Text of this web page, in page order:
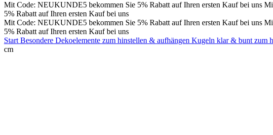
Mit Code: NEUKUNDE5 bekommen Sie 5% Rabatt auf Ihren ersten Kauf bei uns
5% Rabatt auf Ihren ersten Kauf bei uns
Mit Code: NEUKUNDE5 bekommen Sie 5% Rabatt auf Ihren ersten Kauf bei uns
5% Rabatt auf Ihren ersten Kauf bei uns
Start Besondere Dekoelemente zum hinstellen & aufhängen Kugeln klar & bunt zum
cm